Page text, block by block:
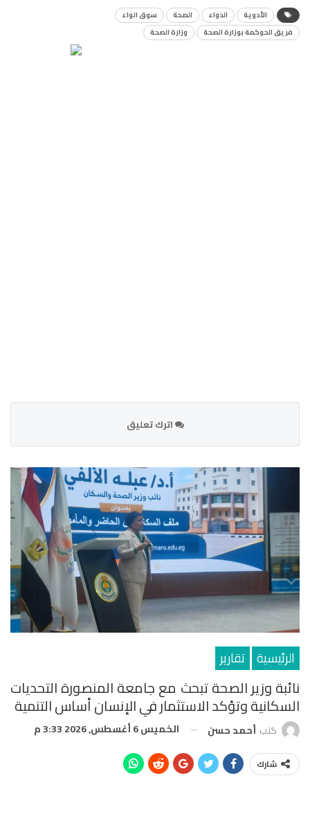
الأدوية الدواء الصحة
سوق الواء
فريق الحوكمة بوزارة الصحة
وزارة الصحة
اترك تعليق
الرئيسية تقارير
نائبة وزير الصحة تبحث مع جامعة المنصورة التحديات
السكانية وتؤكد الاستثمار في الإنسان أساس التنمية
كتب أحمد حسن الخميس 6 أغسطس, 2026 3:33 م
شارك